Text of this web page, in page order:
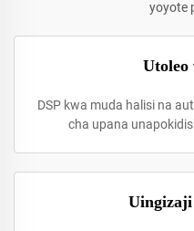
yoyote
DSP kwa muda halisi na
cha upana